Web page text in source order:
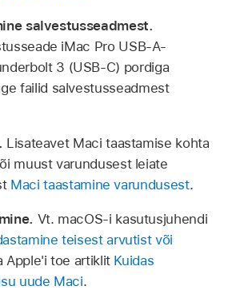
salvestusseadmest.
iMac Pro USB-A-
3 (USB-C) pordiga
failid salvestusseadmest
Lisateavet Maci taastamise kohta
muust varundusest leiate
Maci taastamine varundusest.
Vt. macOS-i kasutusjuhendi
teisest arvutist või
Apple'i toe artiklit Kuidas
uude Maci.